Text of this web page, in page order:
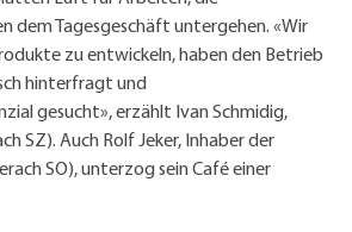
dem Tagesgeschäft untergehen. «Wir
zu entwickeln, haben den Betrieb
hinterfragt und
gesucht», erzählt Ivan Schmidig,
SZ). Auch Rolf Jeker, Inhaber der
SO), unterzog sein Café einer